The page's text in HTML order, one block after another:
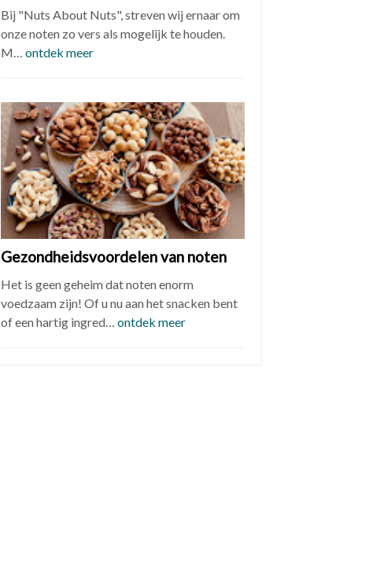
Bij "Nuts About Nuts", streven wij ernaar om
onze noten zo vers als mogelijk te houden.
M… ontdek meer
Gezondheidsvoordelen van noten
Het is geen geheim dat noten enorm
voedzaam zijn! Of u nu aan het snacken bent
of een hartig ingred… ontdek meer